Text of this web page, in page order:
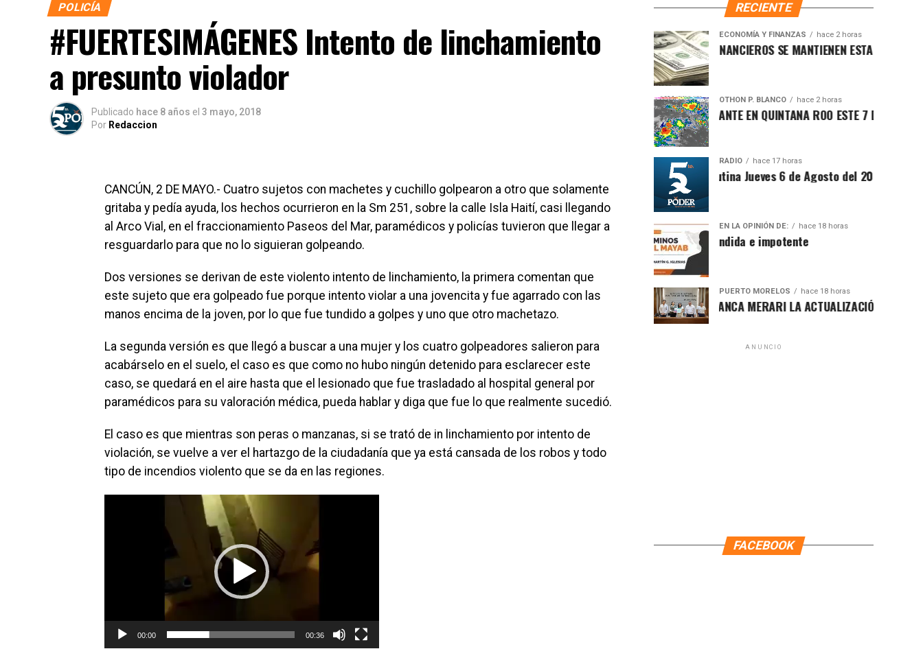
POLICÍA
#FUERTESIMÁGENES Intento de linchamiento
a presunto violador
Publicado hace 8 años el 3 mayo, 2018
Por Redaccion
CANCÚN, 2 DE MAYO.- Cuatro sujetos con machetes y cuchillo golpearon a otro que solamente
gritaba y pedía ayuda, los hechos ocurrieron en la Sm 251, sobre la calle Isla Haití, casi llegando
al Arco Vial, en el fraccionamiento Paseos del Mar, paramédicos y policías tuvieron que llegar a
resguardarlo para que no lo siguieran golpeando.
Dos versiones se derivan de este violento intento de linchamiento, la primera comentan que
este sujeto que era golpeado fue porque intento violar a una jovencita y fue agarrado con las
manos encima de la joven, por lo que fue tundido a golpes y uno que otro machetazo.
La segunda versión es que llegó a buscar a una mujer y los cuatro golpeadores salieron para
acabárselo en el suelo, el caso es que como no hubo ningún detenido para esclarecer este
caso, se quedará en el aire hasta que el lesionado que fue trasladado al hospital general por
paramédicos para su valoración médica, pueda hablar y diga que fue lo que realmente sucedió.
El caso es que mientras son peras o manzanas, si se trató de in linchamiento por intento de
violación, se vuelve a ver el hartazgo de la ciudadanía que ya está cansada de los robos y todo
tipo de incendios violento que se da en las regiones.
00:00 00:36
RECIENTE
ECONOMÍA Y FINANZAS hace 2 horas
MERCADOS FINANCIEROS SE MANTIENEN ESTABLES
OTHON P. BLANCO hace 2 horas
CLIMA SOFOCANTE EN QUINTANA ROO ESTE 7 DE AGOSTO DE
RADIO hace 17 horas
Síntesis Matutina Jueves 6 de Agosto del 2026
EN LA OPINIÓN DE: hace 18 horas
Sociedad ofendida e impotente
PUERTO MORELOS hace 18 horas
PRESENTA BLANCA MERARI LA ACTUALIZACIÓN DEL ATLAS
ANUNCIO
FACEBOOK